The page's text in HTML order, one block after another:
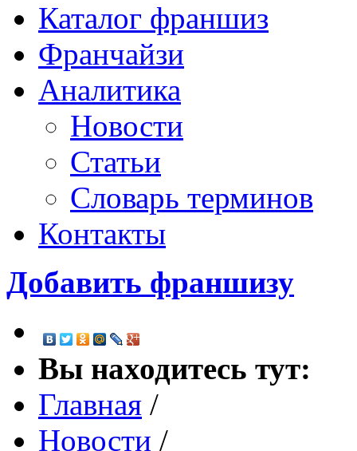
Каталог франшиз
Франчайзи
Аналитика
Новости
Статьи
Словарь терминов
Контакты
Добавить франшизу
Вы находитесь тут:
Главная /
Новости /